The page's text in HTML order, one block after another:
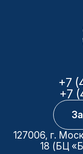
+7
+7
127006, г.
18 (БЦ